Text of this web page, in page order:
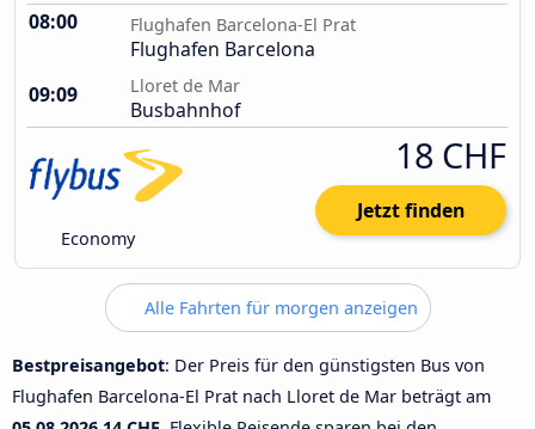
08:00 Flughafen Barcelona-El Prat
Flughafen Barcelona
09:09
Lloret de Mar
Busbahnhof
Economy
18 CHF
Jetzt finden
Alle Fahrten für morgen anzeigen
Bestpreisangebot: Der Preis für den günstigsten Bus von
Flughafen Barcelona-El Prat nach Lloret de Mar beträgt am